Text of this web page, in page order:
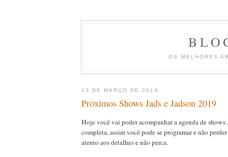
OS MELHORES
13 DE MARÇO DE 2019
Próximos Shows Jads e Jadson 2019
Hoje você vai poder acompanhar a agenda de shows
completa, assim você pode se programar e não
atento aos detalhes e não perca.